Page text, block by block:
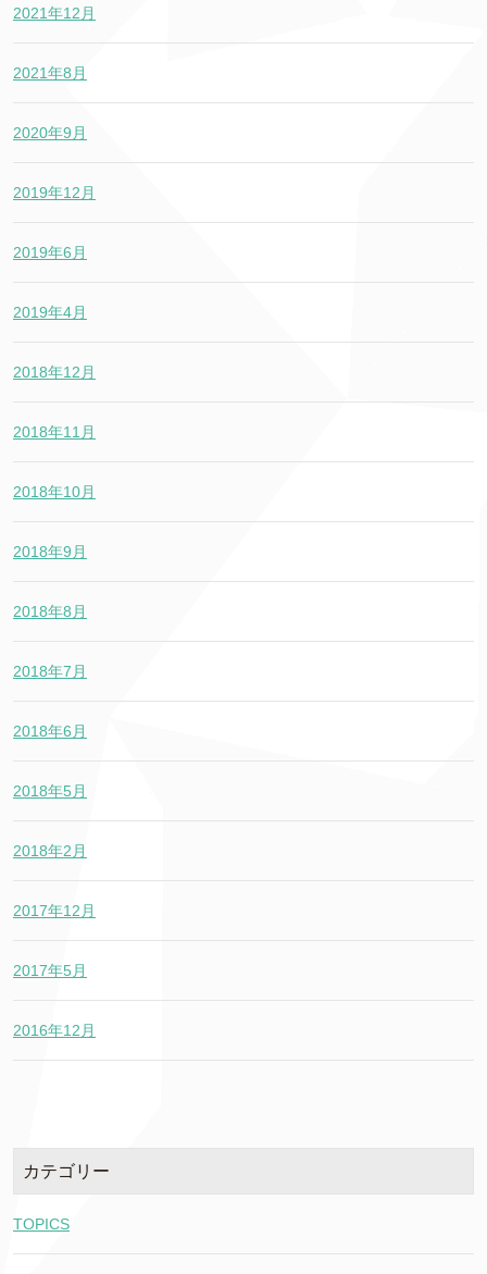
2021年12月
2021年8月
2020年9月
2019年12月
2019年6月
2019年4月
2018年12月
2018年11月
2018年10月
2018年9月
2018年8月
2018年7月
2018年6月
2018年5月
2018年2月
2017年12月
2017年5月
2016年12月
カテゴリー
TOPICS